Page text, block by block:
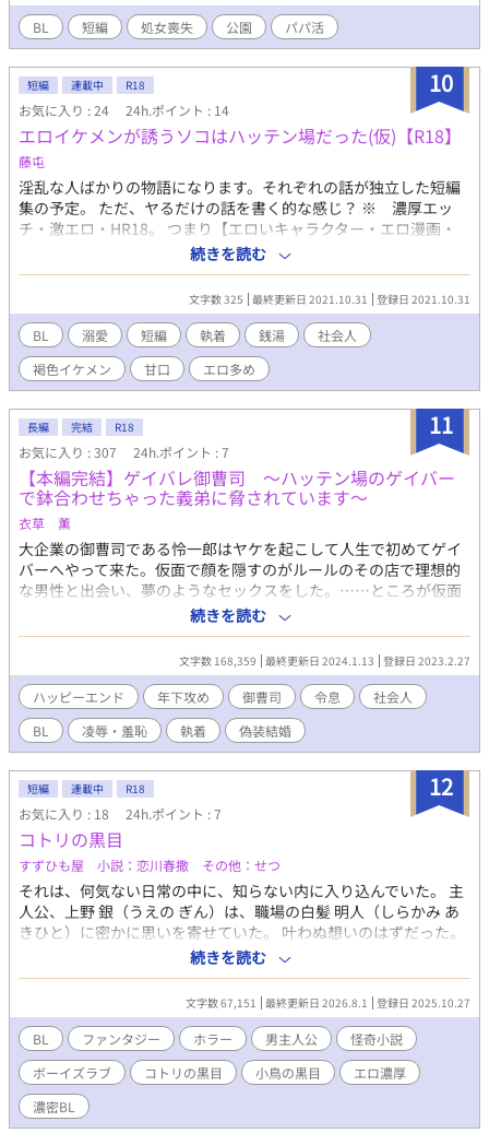
BL 短編 処女喪失 公園 パパ活
10
短編 連載中 R18
お気に入り : 24 24h.ポイント : 14
エロイケメンが誘うソコはハッテン場だった(仮)【R18】
藤屯
淫乱な人ばかりの物語になります。それぞれの話が独立した短編
集の予定。 ただ、ヤるだけの話を書く的な感じ？ ※ 濃厚エッ
チ・激エロ・HR18。 つまり【エロいキャラクター・エロ漫画・
ファンタジー・淫乱・乳首攻め・褐色イケメン・両刀使い・リバ
ーシブル・雄っぱい・おっぱい・アナル尻・勃起・巨根・男根・
イケメン・エロい・過激な性描写・コメディ・イジワル・エロハ
ッピーエンド・性癖にクる・オナニー・セルフセックス・ファン
タジーBL・尿道責め・現代・ケツマン】作品が好きという人にも
読んでもらいたい感じ。
続きを読む
文字数 325 最終更新日 2021.10.31 登録日 2021.10.31
BL 溺愛 短編 執着 銭湯
社会人
褐色イケメン
甘口 エロ多め
11
長編 完結 R18
お気に入り : 307 24h.ポイント : 7
【本編完結】ゲイバレ御曹司 ～ハッテン場のゲイバー
で鉢合わせちゃった義弟に脅されています～
衣草 薫
大企業の御曹司である怜一郎はヤケを起こして人生で初めてゲイ
バーへやって来た。仮面で顔を隠すのがルールのその店で理想的
な男性と出会い、夢のようなセックスをした。……ところが仮面
を外すとその男は妹の婿の龍之介であった。 親の会社の跡取りの
座を巡りライバル関係にある義弟の龍之介に「ハッテン場にいた
ことを両親にバラされたくなければ……」と脅迫され……！？ セ
ックスシーンありの話には「※」 ハレンチなシーンありの話には
「☆」をつけてあります。
続きを読む
文字数 168,359 最終更新日 2024.1.13 登録日 2023.2.27
ハッピーエンド 年下攻め 御曹司 令息
社会人
BL
凌辱・羞恥 執着 偽装結婚
12
短編 連載中 R18
お気に入り : 18 24h.ポイント : 7
コトリの黒目
すずひも屋 小説：恋川春撒 その他：せつ
それは、何気ない日常の中に、知らない内に入り込んでいた。 主
人公、上野 銀（うえの ぎん）は、職場の白髪 明人（しらかみ あ
きひと）に密かに思いを寄せていた。 叶わぬ想いのはずだった。
白髪は入社した時からペアリングをしていたから。 しかし、行き
つけのハッテン場で指輪をしていない白髪とばったり遭遇してし
まい、白髪に実は恋人なんていない事が判明する。 浮かれるのも
束の間、これから白髪と仲良くなろうという所で、何故か新人の
桶川（おけがわ）がことごとく邪魔をして来て事態は思わぬ方向
に転がっていく。 ♥この作品はR１８作品です。１８未満の方は
１８歳になってから又読みに来てください。 ♥この作品はホラー
BLです。 すずひも屋の作品は基本的に濃厚なベットシーンが多い
事をうりにしています（うりになっているかどうかは別として）
続きを読む
文字数 67,151 最終更新日 2026.8.1 登録日 2025.10.27
BL ファンタジー ホラー 男主人公
怪奇小説
ボーイズラブ
コトリの黒目 小鳥の黒目
エロ濃厚
濃密BL